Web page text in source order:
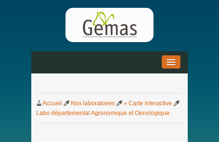
ACTUALITÉS »
Accueil Nos laboratoires
» Carte interactive
Labo départemental Agronomique et Oenologique